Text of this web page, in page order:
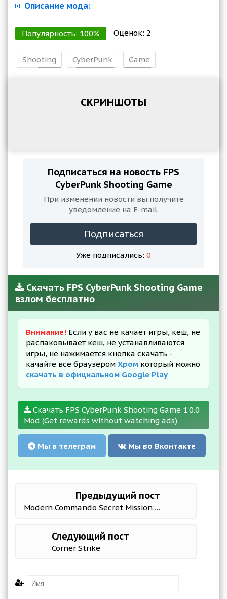
Описание мода:
Популярность: 100% Оценок: 2
Shooting CyberPunk Game
СКРИНШОТЫ
Подписаться на новость FPS
CyberPunk Shooting Game
При изменении новости вы получите
уведомление на E-mail.
Подписаться
Уже подписались: 0
Скачать FPS CyberPunk Shooting Game
взлом бесплатно
Внимание! Если у вас не качает игры, кеш, не
распаковывает кеш, не устанавливаются
игры, не нажимается кнопка скачать -
качайте все браузером Хром который можно
скачать в официальном Google Play
Скачать FPS CyberPunk Shooting Game 1.0.0
Mod (Get rewards without watching ads)
Мы в телеграм Мы во Вконтакте
Предыдущий пост
Modern Commando Secret Mission:Free Shooting Games
Следующий пост
Corner Strike